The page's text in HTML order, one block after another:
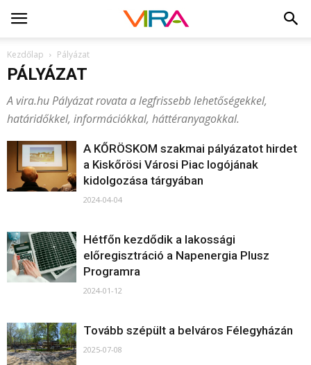
Kezdőlap Pályázat
PÁLYÁZAT
A vira.hu Pályázat rovata a legfrissebb lehetőségekkel,
határidőkkel, információkkal, háttéranyagokkal.
A KŐRÖSKOM szakmai pályázatot hirdet
a Kiskőrösi Városi Piac logójának
kidolgozása tárgyában
2024-04-04
Hétfőn kezdődik a lakossági
előregisztráció a Napenergia Plusz
Programra
2024-01-12
Tovább szépült a belváros Félegyházán
2025-07-08